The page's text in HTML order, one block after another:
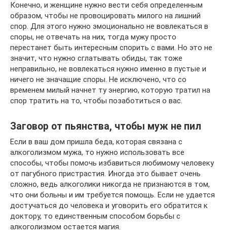
Конечно, и женщине нужно вести себя определенным
образом, чтобы не провоцировать милого на лишний
спор. Для этого нужно эмоционально не вовлекаться в
споры, не отвечать на них, тогда мужу просто
перестанет быть интересным спорить с вами. Но это не
значит, что нужно сглатывать обиды, так тоже
неправильно, не вовлекаться нужно именно в пустые и
ничего не значащие споры. Не исключено, что со
временем милый начнет ту энергию, которую тратил на
спор тратить на то, чтобы позаботиться о вас.
Заговор от пьянства, чтобы муж не пил
Если в ваш дом пришла беда, которая связана с
алкоголизмом мужа, то нужно использовать все
способы, чтобы помочь избавиться любимому человеку
от пагубного пристрастия. Иногда это бывает очень
сложно, ведь алкоголики никогда не признаются в том,
что они больны и им требуется помощь. Если не удается
достучаться до человека и уговорить его обратится к
доктору, то единственным способом борьбы с
алкоголизмом остается магия.